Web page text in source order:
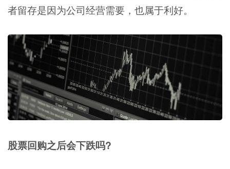
者留存是因为公司经营需要，也属于利好。
股票回购之后会下跌吗?